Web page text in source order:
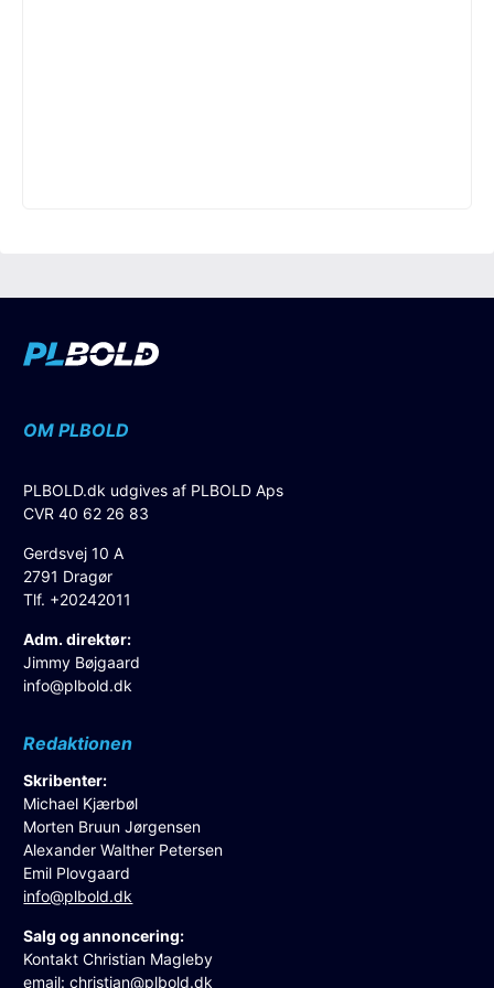
OM PLBOLD
PLBOLD.dk udgives af PLBOLD Aps
CVR 40 62 26 83
Gerdsvej 10 A
2791 Dragør
Tlf. +20242011
Adm. direktør:
Jimmy Bøjgaard
info@plbold.dk
Redaktionen
Skribenter:
Michael Kjærbøl
Morten Bruun Jørgensen
Alexander Walther Petersen
Emil Plovgaard
info@plbold.dk
Salg og annoncering:
Kontakt Christian Magleby
email:christian@plbold.dk